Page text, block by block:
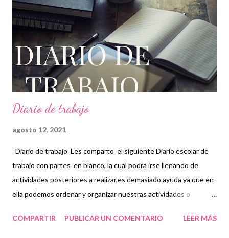
niños puedan equilibrar su formación sobre todo ahora que la
pandemia nos ha retrasado en diversas acciones que
habitualmente se ejemplificaban de mejor manera cuando las
clases eran presenciales. Nuevamente nuestro reconocimiento
y agradecimiento a los autores de este magnífico material,...
Diario de trabajo
agosto 12, 2021
Diario de trabajo Les comparto el siguiente Diario escolar de
trabajo con partes en blanco, la cual podra irse llenando de
actividades posteriores a realizar,es demasiado ayuda ya que en
ella podemos ordenar y organizar nuestras actividades o
tiempo de algún trabajo escuela,en fin cualquier actividad
COMPARTIR PUBLICAR UN COMENTARIO LEER MÁS